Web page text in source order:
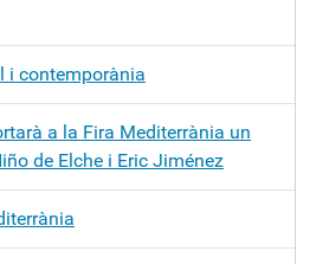
i contemporània
a la Fira Mediterrània un
de Elche i Eric Jiménez